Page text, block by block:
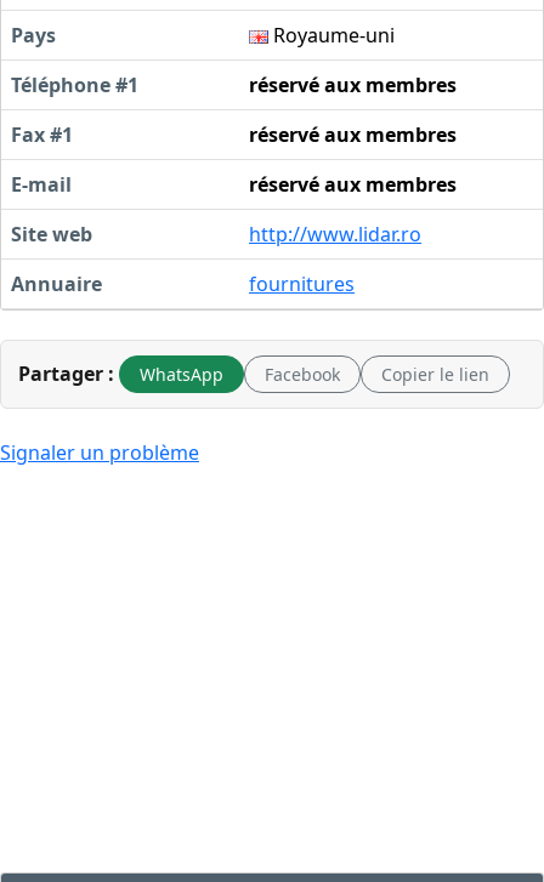
Pays
Royaume-uni
Téléphone #1
réservé aux membres
Fax #1
réservé aux membres
E-mail
réservé aux membres
Site web
http://www.lidar.ro
Annuaire
fournitures
Partager : WhatsApp Facebook Copier le lien
Signaler un problème